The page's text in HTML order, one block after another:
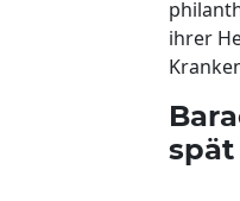
ihrer